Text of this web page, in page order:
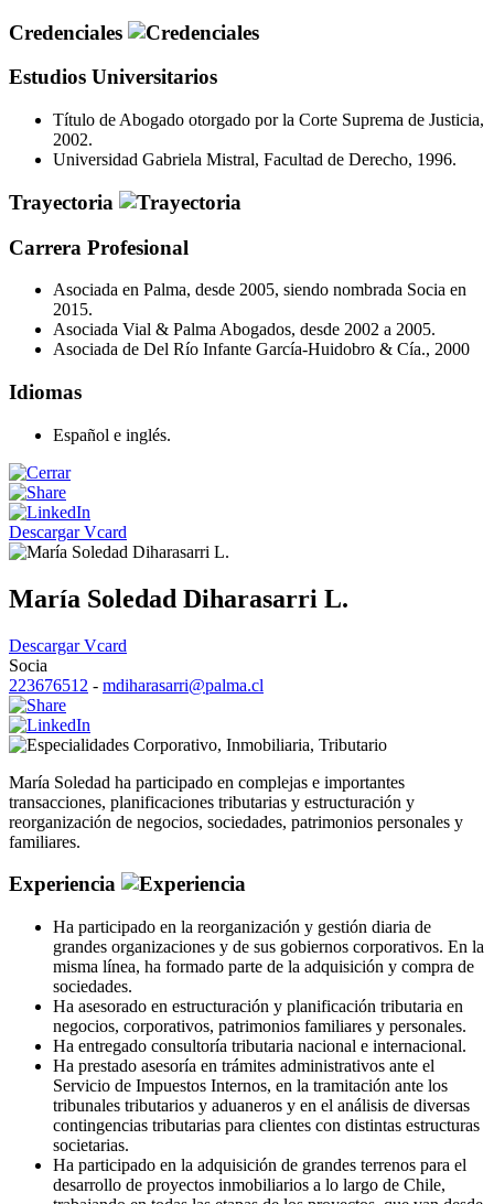
Credenciales
Estudios Universitarios
Título de Abogado otorgado por la Corte Suprema de Justicia,
2002.
Universidad Gabriela Mistral, Facultad de Derecho, 1996.
Trayectoria
Carrera Profesional
Asociada en Palma, desde 2005, siendo nombrada Socia en
2015.
Asociada Vial & Palma Abogados, desde 2002 a 2005.
Asociada de Del Río Infante García-Huidobro & Cía., 2000
Idiomas
Español e inglés.
Descargar Vcard
María Soledad Diharasarri L.
Descargar Vcard
Socia
223676512 - mdiharasarri@palma.cl
Corporativo, Inmobiliaria, Tributario
María Soledad ha participado en complejas e importantes
transacciones, planificaciones tributarias y estructuración y
reorganización de negocios, sociedades, patrimonios personales y
familiares.
Experiencia
Ha participado en la reorganización y gestión diaria de
grandes organizaciones y de sus gobiernos corporativos. En la
misma línea, ha formado parte de la adquisición y compra de
sociedades.
Ha asesorado en estructuración y planificación tributaria en
negocios, corporativos, patrimonios familiares y personales.
Ha entregado consultoría tributaria nacional e internacional.
Ha prestado asesoría en trámites administrativos ante el
Servicio de Impuestos Internos, en la tramitación ante los
tribunales tributarios y aduaneros y en el análisis de diversas
contingencias tributarias para clientes con distintas estructuras
societarias.
Ha participado en la adquisición de grandes terrenos para el
desarrollo de proyectos inmobiliarios a lo largo de Chile,